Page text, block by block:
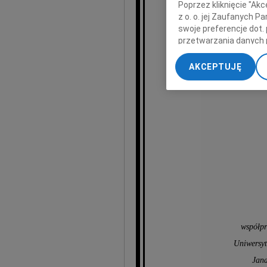
Poprzez kliknięcie
z o. o. jej Zaufanych
swoje preferencje dot.
przetwarzania danych
„Ustawienia
My, nasi Zaufani
dokładnych danych
Przechowywanie
AKCEPTUJĘ